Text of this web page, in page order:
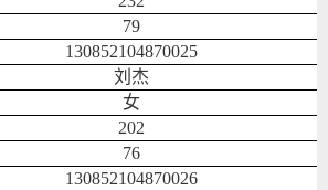
79
130852104870025
刘杰
女
202
76
130852104870026